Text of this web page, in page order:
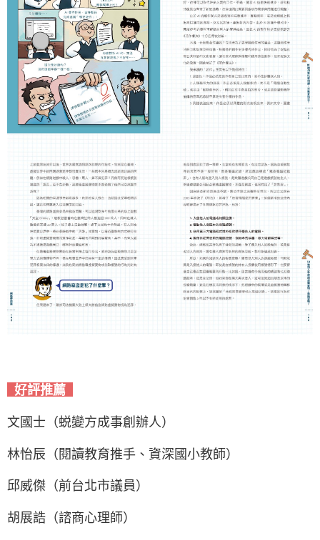
好評推薦
文國士（蜕變方成事創辦人）
林怡辰（閱讀教育推手、資深國小教師）
邱威傑（前台北市議員）
胡展誥（諮商心理師）